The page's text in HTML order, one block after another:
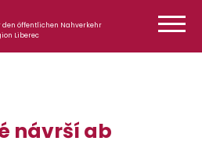
den öffentlichen Nahverkehr
Liberec
návrší ab